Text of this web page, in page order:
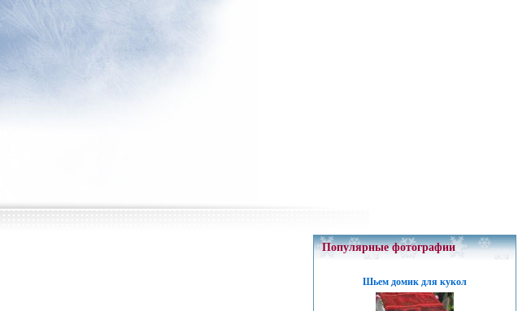
Популярные фотографии
Шьем домик для кукол